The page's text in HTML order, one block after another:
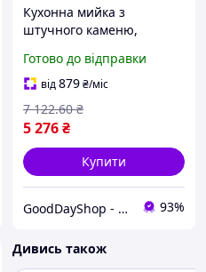
Кухонна мийка з
штучного каменю,
стильного інтер'єру та
зручного монтажу
Готово до відправки
від879₴/міс
5 276₴
7 122.60 ₴
Купити
GoodDayShop - Онлайн магазин різноманітних товарів 93%
Дивись також